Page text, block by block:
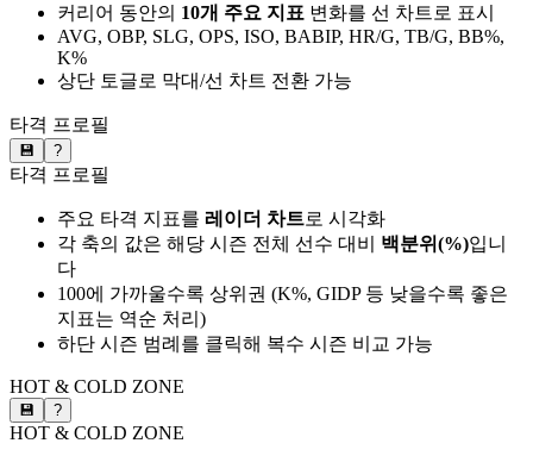
커리어 동안의 10개 주요 지표 변화를 선 차트로 표시
AVG, OBP, SLG, OPS, ISO, BABIP, HR/G, TB/G, BB%,
K%
상단 토글로 막대/선 차트 전환 가능
타격 프로필
💾 ?
타격 프로필
주요 타격 지표를 레이더 차트로 시각화
각 축의 값은 해당 시즌 전체 선수 대비 백분위(%)입니
다
100에 가까울수록 상위권 (K%, GIDP 등 낮을수록 좋은
지표는 역순 처리)
하단 시즌 범례를 클릭해 복수 시즌 비교 가능
HOT & COLD ZONE
💾 ?
HOT & COLD ZONE